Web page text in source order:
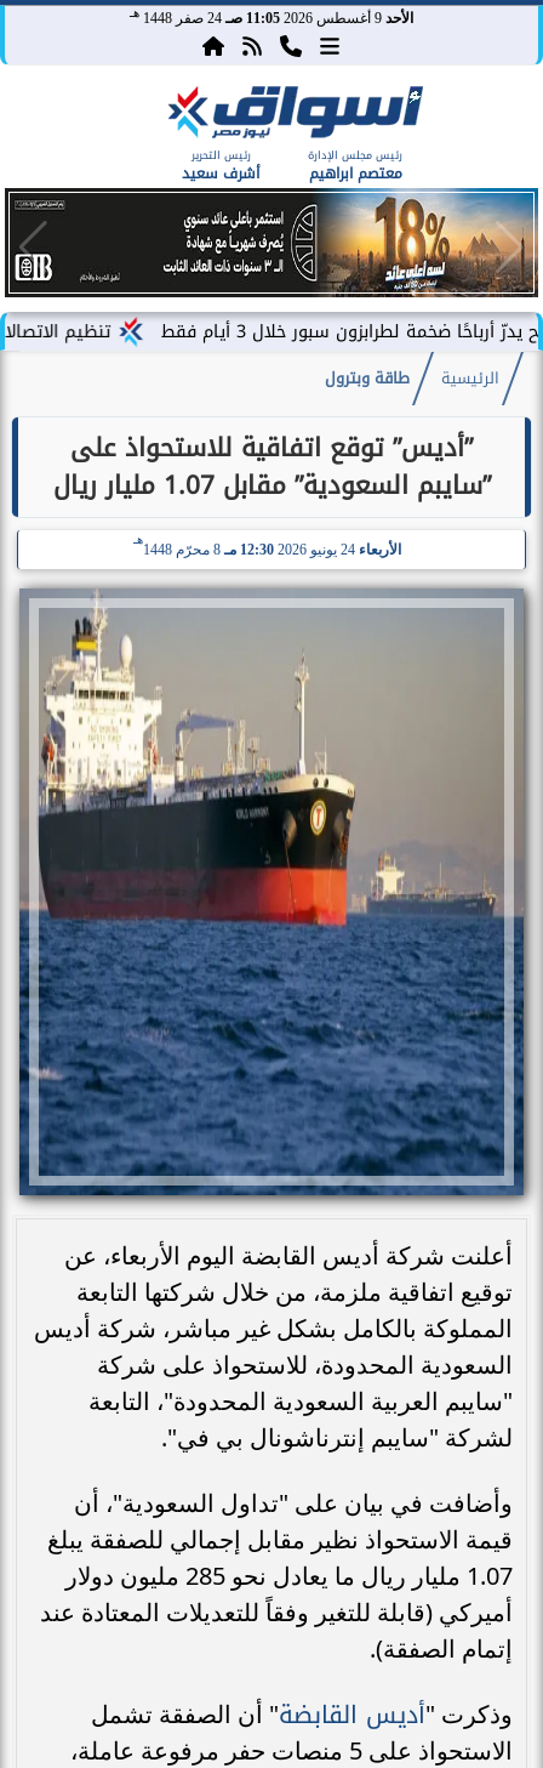
الأحد 11:05 صـ 24 صفر 1448 هـ
رئيس مجلس الإدارة
معتصم ابراهيم
رئيس التحرير
أشرف سعيد
تنظيم الاتصالات يصدر لطرابزون سبور خلال 3 أيام فقط
الرئيسية طاقة وبترول
”أديس” توقع اتفاقية للاستحواذ على
”سايبم السعودية” مقابل 1.07 مليار ريال
الأربعاء 24 يونيو 2026 12:30 مـ 8 محرّم 1448
هـ
أعلنت شركة أديس القابضة اليوم الأربعاء، عن
توقيع اتفاقية ملزمة، من خلال شركتها التابعة
المملوكة بالكامل بشكل غير مباشر، شركة أديس
السعودية المحدودة، للاستحواذ على شركة
"سايبم العربية السعودية المحدودة"، التابعة
لشركة "سايبم إنترناشونال بي في".
وأضافت في بيان على "تداول السعودية"، أن
قيمة الاستحواذ نظير مقابل إجمالي للصفقة يبلغ
1.07 مليار ريال ما يعادل نحو 285 مليون دولار
أميركي (قابلة للتغير وفقاً للتعديلات المعتادة عند
إتمام الصفقة).
وذكرت "أديس القابضة" أن الصفقة تشمل
الاستحواذ على 5 منصات حفر مرفوعة عاملة،